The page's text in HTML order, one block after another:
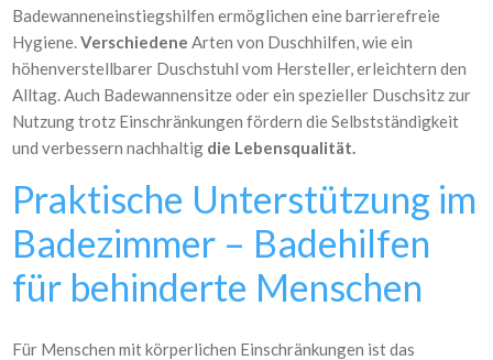
Badewanneneinstiegshilfen ermöglichen eine barrierefreie
Hygiene.VerschiedeneArten von Duschhilfen, wie ein
höhenverstellbarer Duschstuhl vom Hersteller, erleichtern den
Alltag. Auch Badewannensitze oder ein spezieller Duschsitz zur
Nutzung trotz Einschränkungen fördern die Selbstständigkeit
und verbessern nachhaltig die Lebensqualität.
Praktische Unterstützung im
Badezimmer – Badehilfen
für behinderte Menschen
Für Menschen mit körperlichen Einschränkungen ist das